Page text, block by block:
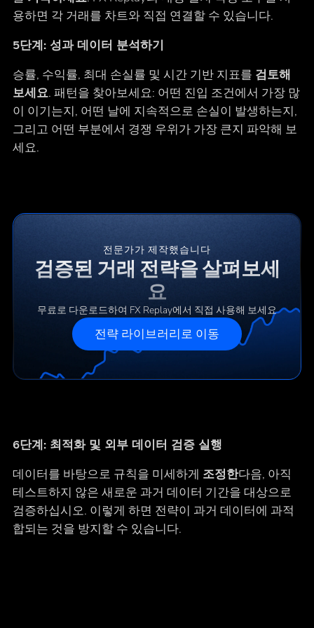
용하면 각 거래를 차트와 직접 연결할 수 있습니다.
5단계: 성과 데이터 분석하기
승률, 수익률, 최대 손실률 및 시간 기반 지표를 검토해
보세요. 패턴을 찾아보세요: 어떤 진입 조건에서 가장 많
이 이기는지, 어떤 날에 지속적으로 손실이 발생하는지,
그리고 어떤 부분에서 경쟁 우위가 가장 큰지 파악해 보
세요.
전문가가 제작했습니다
검증된 거래 전략을 살펴보세
요
무료로 다운로드하여 FX Replay에서 직접 사용해 보세요
전략 라이브러리로 이동
6단계: 최적화 및 외부 데이터 검증 실행
데이터를 바탕으로 규칙을 미세하게 조정한다음, 아직
테스트하지 않은 새로운 과거 데이터 기간을 대상으로
검증하십시오. 이렇게 하면 전략이 과거 데이터에 과적
합되는 것을 방지할 수 있습니다.